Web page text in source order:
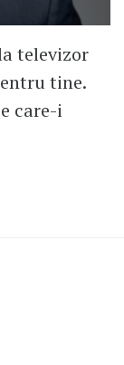
televizor
tine.
care-i